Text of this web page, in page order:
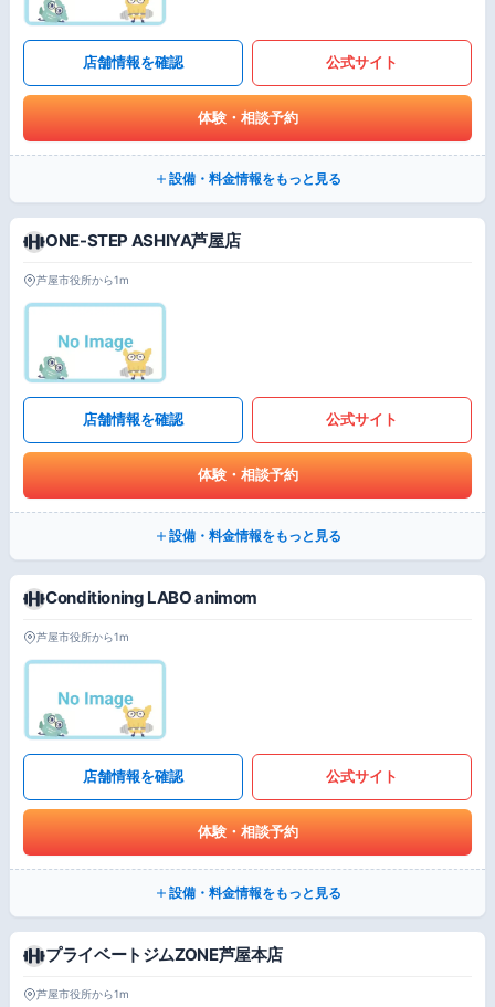
店舗情報を確認 公式サイト
体験・相談予約
設備・料金情報をもっと見る
ONE-STEP ASHIYA芦屋店
芦屋市役所から1m
店舗情報を確認 公式サイト
体験・相談予約
設備・料金情報をもっと見る
Conditioning LABO animom
芦屋市役所から1m
店舗情報を確認 公式サイト
体験・相談予約
設備・料金情報をもっと見る
プライベートジムZONE芦屋本店
芦屋市役所から1m